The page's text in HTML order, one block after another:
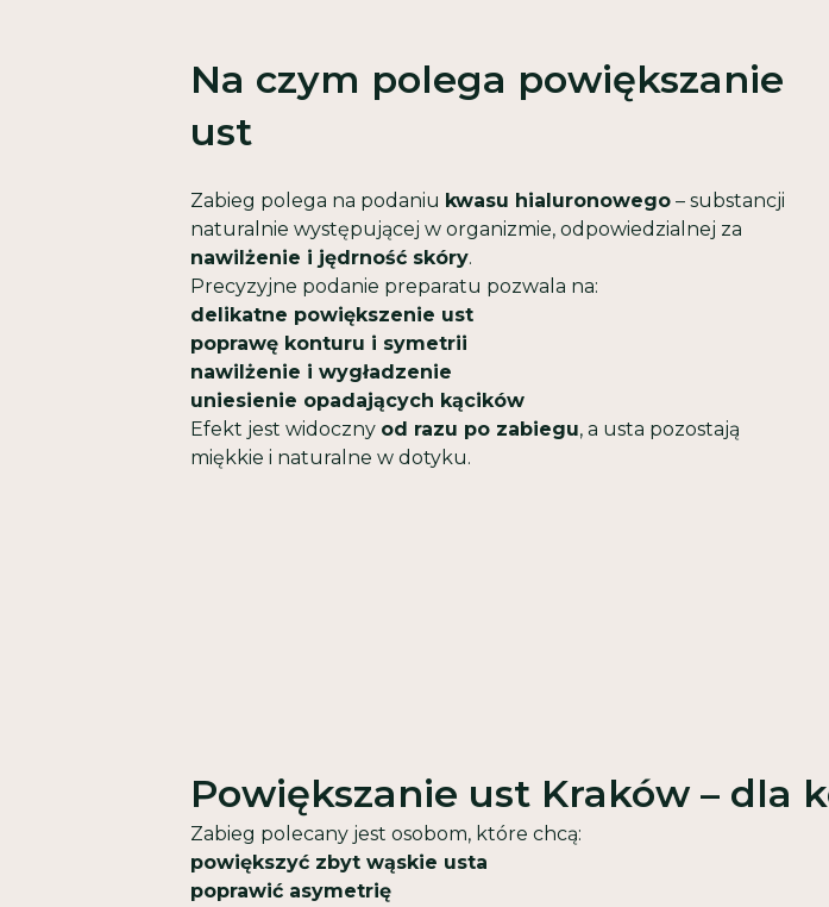
Na czym polega powiększanie
ust
Zabieg polega na podaniu kwasu hialuronowego – substancji
naturalnie występującej w organizmie, odpowiedzialnej za
nawilżenie i jędrność skóry.
Precyzyjne podanie preparatu pozwala na:
delikatne powiększenie ust
poprawę konturu i symetrii
nawilżenie i wygładzenie
uniesienie opadających kącików
Efekt jest widoczny od razu po zabiegu, a usta pozostają
miękkie i naturalne w dotyku.
Powiększanie ust Kraków – dla
Zabieg polecany jest osobom, które chcą:
powiększyć zbyt wąskie usta
poprawić asymetrię